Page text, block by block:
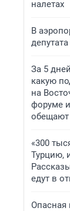
налетах
В
За 5
какую
на
форуме
обещают
«300
Турцию,
едут в
Опасная